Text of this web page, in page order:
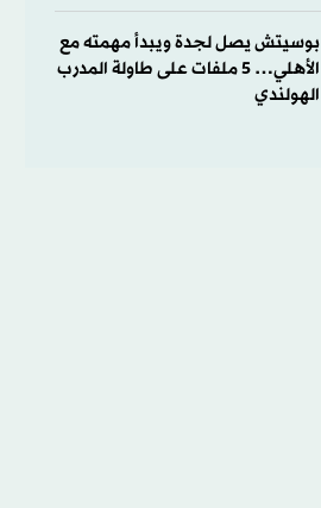
بوسيتش يصل لجدة ويبدأ مهمته مع
الأهلي… 5 ملفات على طاولة المدرب
الهولندي